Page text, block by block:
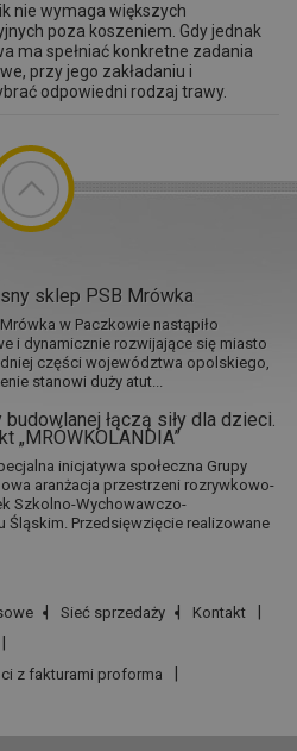
nie wymaga większych
poza koszeniem. Gdy jednak
ma spełniać konkretne zadania
przy jego zakładaniu i
odpowiedni rodzaj trawy.
sklep PSB Mrówka
w Paczkowie nastąpiło
i dynamicznie rozwijające się miasto
części województwa opolskiego,
stanowi duży atut...
łączą siły dla dzieci.
„MRÓWKOLANDIA”
inicjatywa społeczna Grupy
aranżacja przestrzeni rozrywkowo-
Szkolno-Wychowawczo-
Śląskim. Przedsięwzięcie realizowane
Sieć sprzedaży
Kontakt
z fakturami proforma